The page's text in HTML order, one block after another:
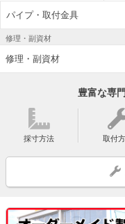
パイプ・取付金具
修理・副資材
修理・副資材
豊富な専
採寸方法 取付